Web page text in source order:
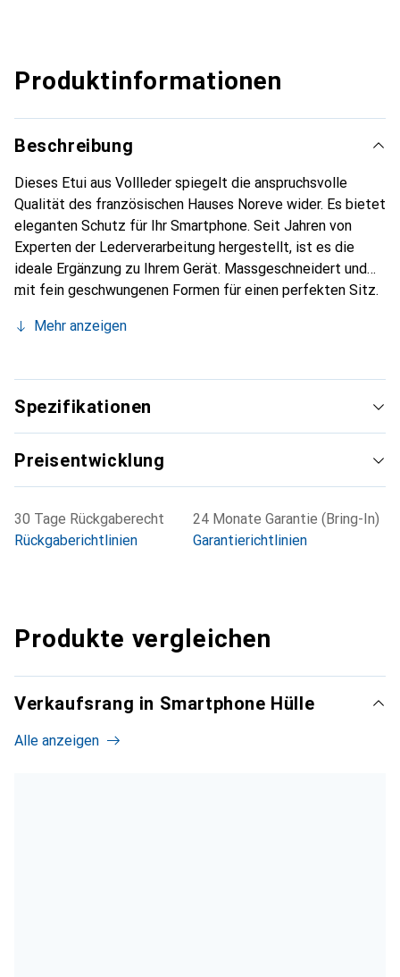
Produktinformationen
Beschreibung
Dieses Etui aus Vollleder spiegelt die anspruchsvolle
Qualität des französischen Hauses Noreve wider. Es bietet
eleganten Schutz für Ihr Smartphone. Seit Jahren von
Experten der Lederverarbeitung hergestellt, ist es die
ideale Ergänzung zu Ihrem Gerät. Massgeschneidert und
mit fein geschwungenen Formen für einen perfekten Sitz.
Smartphone. Die Marke Noreve ist international für ihre
für den anspruchsvollen Kunden.
Mehr anzeigen
Spezifikationen
Preisentwicklung
30 Tage Rückgaberecht
Rückgaberichtlinien
24 Monate Garantie (Bring-In)
Garantierichtlinien
Produkte vergleichen
Verkaufsrang in Smartphone Hülle
Alle anzeigen